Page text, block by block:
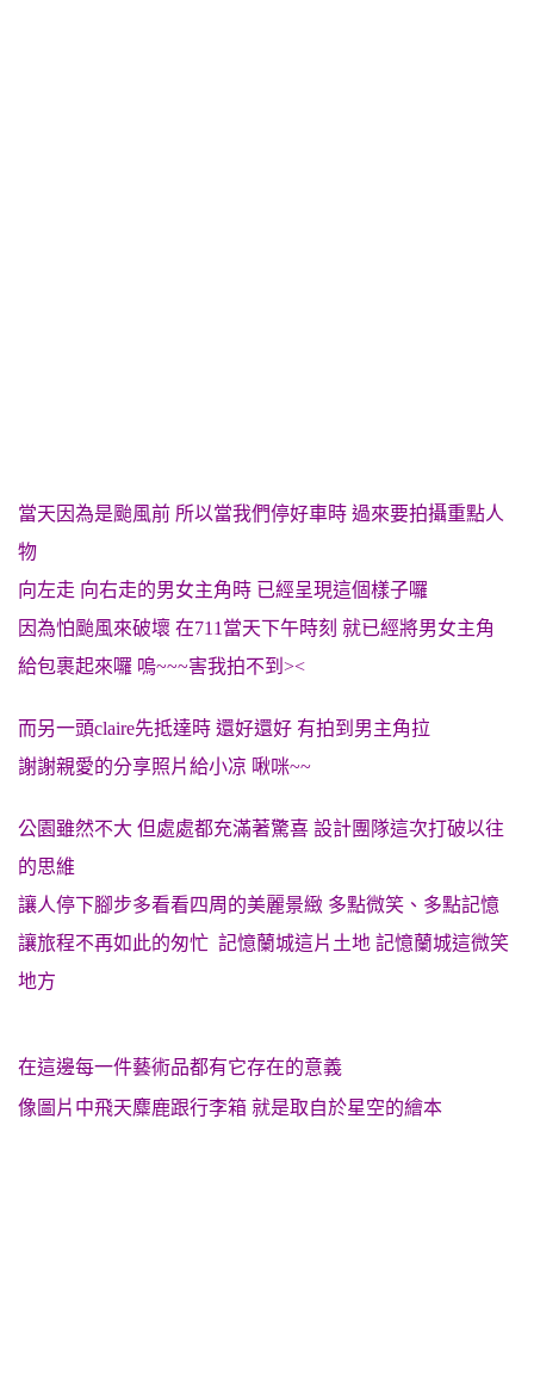
當天因為是颱風前 所以當我們停好車時 過來要拍攝重點人
物
向左走 向右走的男女主角時 已經呈現這個樣子囉
因為怕颱風來破壞 在711當天下午時刻 就已經將男女主角
給包裹起來囉 嗚~~~害我拍不到><
而另一頭claire先抵達時 還好還好 有拍到男主角拉
謝謝親愛的分享照片給小凉 啾咪~~
公園雖然不大 但處處都充滿著驚喜 設計團隊這次打破以往
的思維
讓人停下腳步多看看四周的美麗景緻 多點微笑、多點記憶
讓旅程不再如此的匆忙 記憶蘭城這片土地 記憶蘭城這微笑
地方
在這邊每一件藝術品都有它存在的意義
像圖片中飛天麋鹿跟行李箱 就是取自於星空的繪本